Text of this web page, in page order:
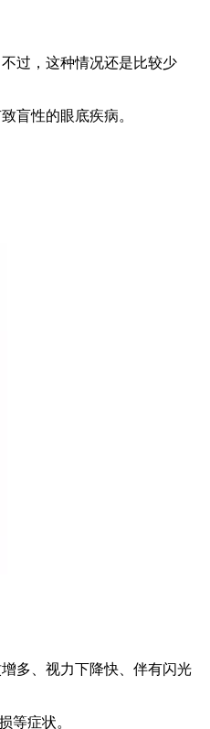
过，这种情况还是比较少
盲性的眼底疾病。
多、视力下降快、伴有闪光
等症状。